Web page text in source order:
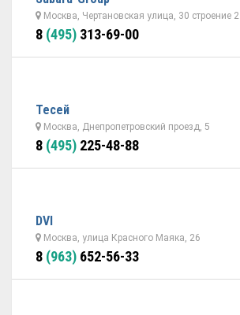
Москва, Чертановская улица, 30 строение 2
8 (495) 313-69-00
Тесей
Москва, Днепропетровский проезд, 5
8 (495) 225-48-88
DVI
Москва, улица Красного Маяка, 26
8 (963) 652-56-33